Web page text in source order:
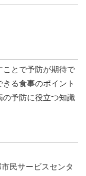
ことで予防が期待で
る食事のポイント
の予防に役立つ知識
民サービスセンタ